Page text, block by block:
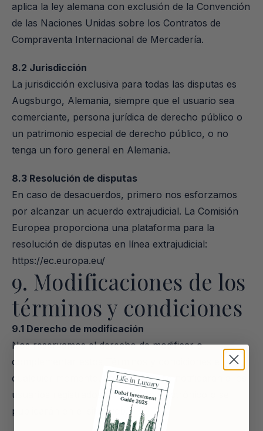
aplica la ley alemana con exclusión de la Convención
de las Naciones Unidas sobre los Contratos de
Compraventa Internacional de Mercadería.
8.2 Jurisdicción
La jurisdicción exclusiva para todas las disputas es
Augsburgo, Alemania, siempre que el usuario sea
comerciante, persona jurídica de derecho público o
un patrimonio especial de derecho público, o no
tenga un foro general en Alemania.
8.3 Resolución de disputas
En caso de desacuerdos, primero nos esforzamos
por alcanzar un acuerdo extrajudicial. La Comisión
Europea proporciona una plataforma para la
https://ec.europa.eu/
9. Modificaciones de los
términos y condiciones
9.1 Derecho de modificación
Nos reservamos el derecho de modificar o
complementar estos Términos y condiciones en
cualquier momento. Los cambios se notificarán a los
usuarios registrados por correo electrónico o se
publicarán en el sitio web.